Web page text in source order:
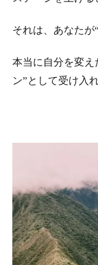
それは、あなたが
本当に自分を変え
ン”として受け入